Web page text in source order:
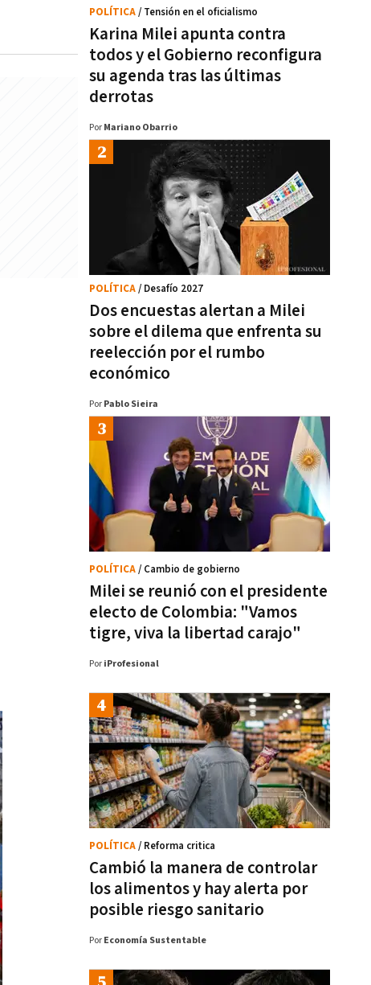
Karina Milei apunta contra
todos y el Gobierno reconfigura
su agenda tras las últimas
derrotas
POLÍTICA/ Tensión en el oficialismo
Por Mariano Obarrio
Dos encuestas alertan a Milei
sobre el dilema que enfrenta su
reelección por el rumbo
económico
POLÍTICA/ Desafío 2027
Por Pablo Sieira
Milei se reunió con el presidente
electo de Colombia: "Vamos
tigre, viva la libertad carajo"
POLÍTICA/ Cambio de gobierno
Por iProfesional
Cambió la manera de controlar
los alimentos y hay alerta por
posible riesgo sanitario
POLÍTICA/ Reforma critica
Por Economía Sustentable